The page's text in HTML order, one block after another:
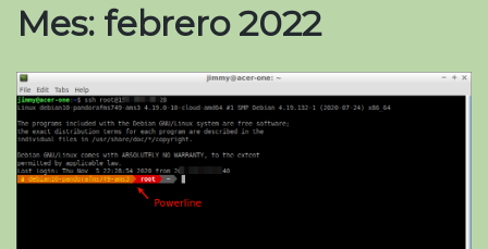
Mes: febrero 2022